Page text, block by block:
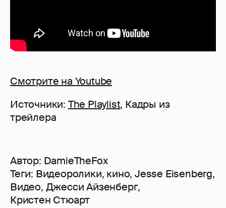
Смотрите на Youtube
Источники: The Playlist, Кадры из
трейлера
Автор: DamieTheFox
Теги: Видеоролики, кино,Jesse Eisenberg,
Видео, Джесси Айзенберг,
Кристен Стюарт